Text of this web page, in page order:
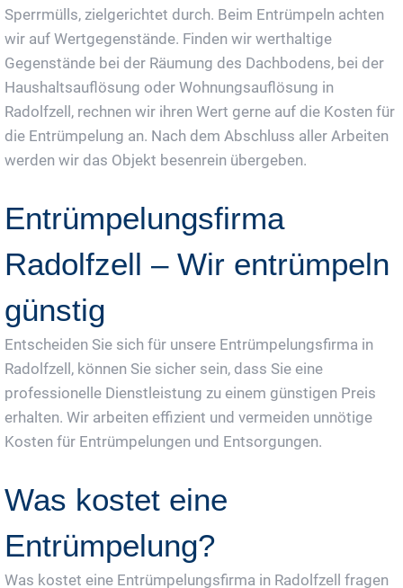
Sperrmülls, zielgerichtet durch. Beim Entrümpeln achten
wir auf Wertgegenstände. Finden wir werthaltige
Gegenstände bei der Räumung des Dachbodens, bei der
Haushaltsauflösung oder Wohnungsauflösung in
Radolfzell, rechnen wir ihren Wert gerne auf die Kosten für
die Entrümpelung an. Nach dem Abschluss aller Arbeiten
werden wir das Objekt besenrein übergeben.
Entrümpelungsfirma
Radolfzell – Wir entrümpeln
günstig
Entscheiden Sie sich für unsere Entrümpelungsfirma in
Radolfzell, können Sie sicher sein, dass Sie eine
professionelle Dienstleistung zu einem günstigen Preis
erhalten. Wir arbeiten effizient und vermeiden unnötige
Kosten für Entrümpelungen und Entsorgungen.
Was kostet eine
Entrümpelung?
Was kostet eine Entrümpelungsfirma in Radolfzell fragen